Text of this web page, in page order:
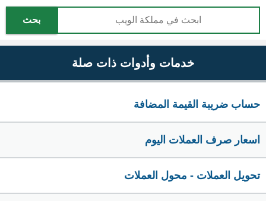
بحث
خدمات وأدوات ذات صلة
حساب ضريبة القيمة المضافة
اسعار صرف العملات اليوم
تحويل العملات - محول العملات